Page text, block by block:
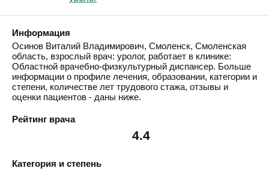
Информация
Осинов Виталий Владимирович, Смоленск, Смоленская
область, взрослый врач: уролог, работает в клинике:
Областной врачебно-физкультурный диспансер. Больше
информации о профиле лечения, образовании, категории и
степени, количестве лет трудового стажа, отзывы и
оценки пациентов - даны ниже.
Рейтинг врача
4.4
Категория и степень